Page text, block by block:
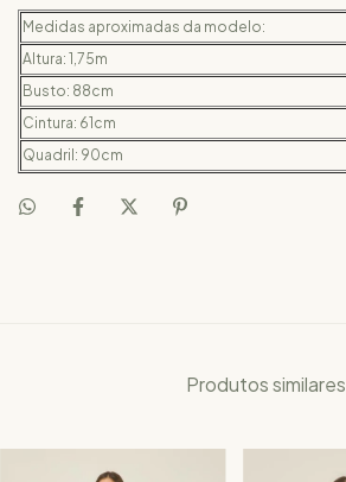
Medidas aproximadas da modelo:
Altura: 1,75m
Busto: 88cm
Cintura: 61cm
Quadril: 90cm
Produtos similares